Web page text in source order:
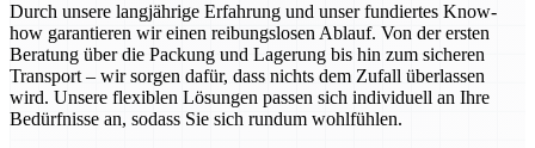
Durch unsere langjährige Erfahrung und unser fundiertes Know-
how garantieren wir einen reibungslosen Ablauf. Von der ersten
Beratung über die Packung und Lagerung bis hin zum sicheren
Transport – wir sorgen dafür, dass nichts dem Zufall überlassen
wird. Unsere flexiblen Lösungen passen sich individuell an Ihre
Bedürfnisse an, sodass Sie sich rundum wohlfühlen.